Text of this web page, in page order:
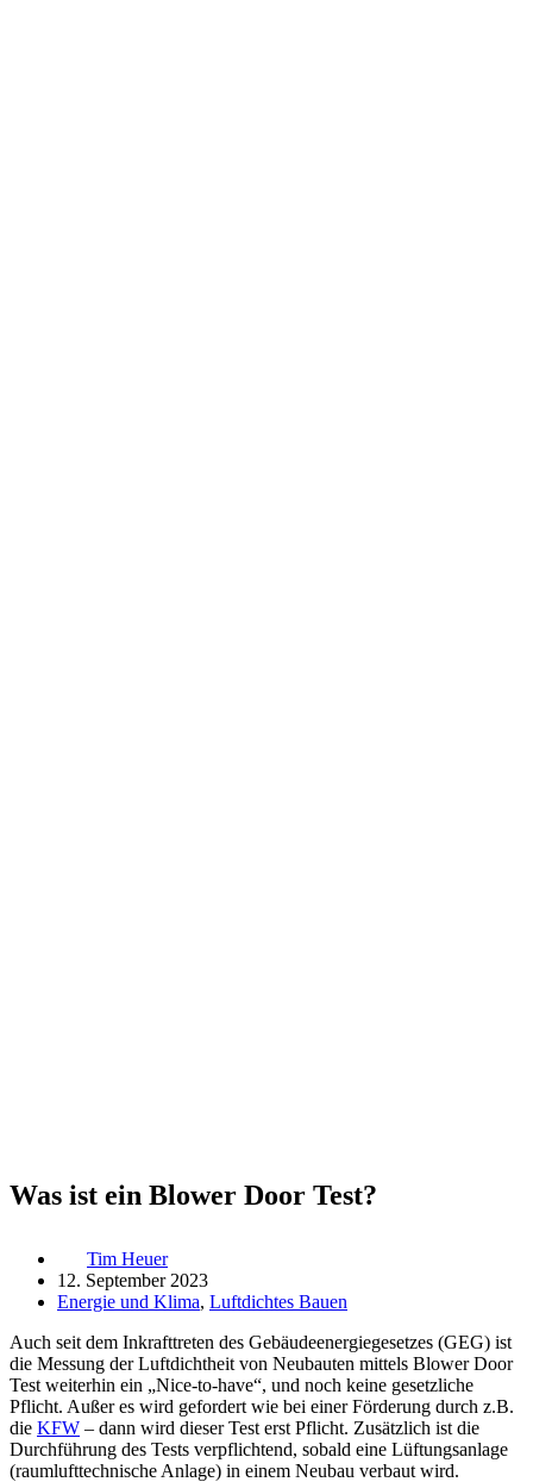
Was ist ein Blower Door Test?
Tim Heuer
12. September 2023
Energie und Klima, Luftdichtes Bauen
Auch seit dem Inkrafttreten des Gebäudeenergiegesetzes (GEG) ist
die Messung der Luftdichtheit von Neubauten mittels Blower Door
Test weiterhin ein „Nice-to-have“, und noch keine gesetzliche
Pflicht. Außer es wird gefordert wie bei einer Förderung durch z.B.
die KFW – dann wird dieser Test erst Pflicht. Zusätzlich ist die
Durchführung des Tests verpflichtend, sobald eine Lüftungsanlage
(raumlufttechnische Anlage) in einem Neubau verbaut wird.